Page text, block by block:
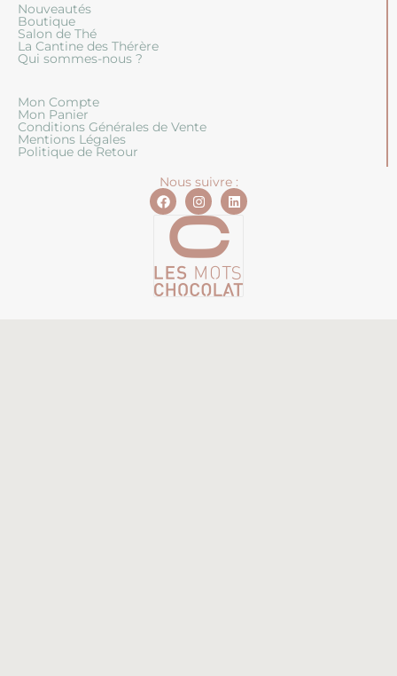
Nouveautés
Boutique
Salon de Thé
La Cantine des Thérère
Qui sommes-nous ?
Mon Compte
Mon Panier
Conditions Générales de Vente
Mentions Légales
Politique de Retour
Nous suivre :